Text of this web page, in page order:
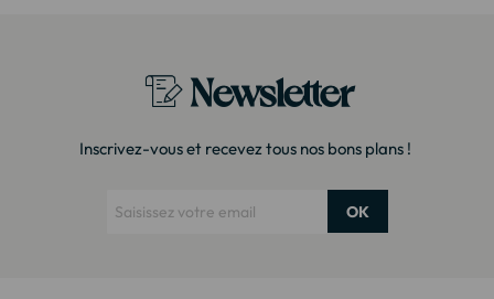
Newsletter
Inscrivez-vous et recevez tous nos bons plans !
OK